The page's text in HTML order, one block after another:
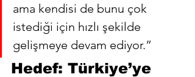
ama kendisi de bunu çok
istediği için hızlı şekilde
gelişmeye devam ediyor.”
Hedef: Türkiye’ye